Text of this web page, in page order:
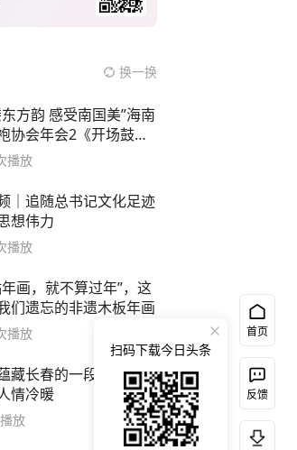
换一换
方韵 感受南国美”海南
协会年会2《开场鼓》
播放
｜追随总书记文化足迹
想伟力
播放
画，就不算过年”，这
们遗忘的非遗木板年画
播放
藏长春的一段故事记录
情冷暖
放
首页
反馈
扫码下载今日头条